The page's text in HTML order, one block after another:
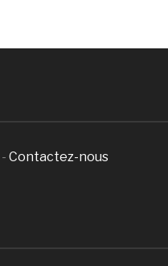
-Contactez-nous